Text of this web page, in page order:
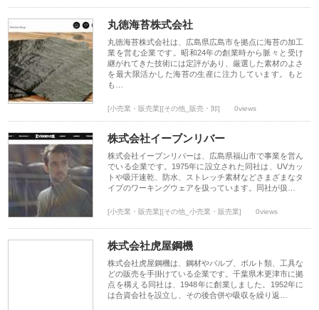
丸徳海苔株式会社
丸徳海苔株式会社は、広島県広島市を拠点に海苔の加工
業を営む企業です。昭和24年の創業時から脈々と受け
継がれてきた技術には定評があり、厳選した素材のよさ
を最大限活かした海苔の生産に注力しています。もと
も…
[小売業・販売業][その他_販売・卸] 0views
株式会社イーブンリバー
株式会社イーブンリバーは、広島県福山市で事業を営ん
でいる企業です。1975年に設立された同社は、UVカッ
トや吸汗速乾、防水、ストレッチ素材などさまざまなタ
イプのワーキングウェアを扱っています。同社が扱…
[小売業・販売業][その他_小売業・販売業] 0views
株式会社虎屋鋼機
株式会社虎屋鋼機は、鋼材やバルブ、ボルト類、工具な
どの販売を手掛けている企業です。千葉県木更津市に拠
点を構える同社は、1948年に創業しました。1952年に
は合資会社を設立し、その後合併や吸収を繰り返…